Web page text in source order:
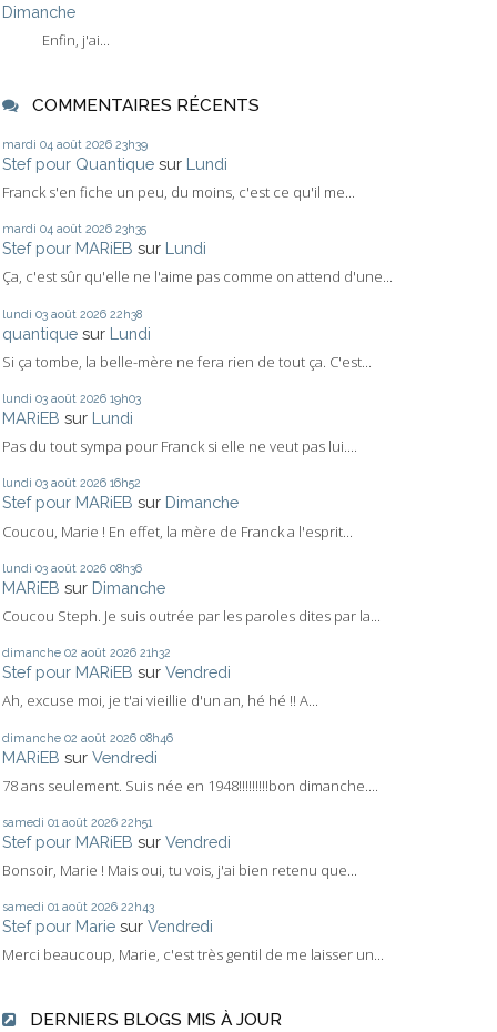
Dimanche
Enfin, j'ai...
COMMENTAIRES RÉCENTS
mardi 04 août 2026 23h39
Stef pour Quantique sur Lundi
Franck s'en fiche un peu, du moins, c'est ce qu'il me...
mardi 04 août 2026 23h35
Stef pour MARiEB sur Lundi
Ça, c'est sûr qu'elle ne l'aime pas comme on attend d'une...
lundi 03 août 2026 22h38
quantique sur Lundi
Si ça tombe, la belle-mère ne fera rien de tout ça. C'est...
lundi 03 août 2026 19h03
MARiEB sur Lundi
Pas du tout sympa pour Franck si elle ne veut pas lui....
lundi 03 août 2026 16h52
Stef pour MARiEB sur Dimanche
Coucou, Marie ! En effet, la mère de Franck a l'esprit...
lundi 03 août 2026 08h36
MARiEB sur Dimanche
Coucou Steph. Je suis outrée par les paroles dites par la...
dimanche 02 août 2026 21h32
Stef pour MARiEB sur Vendredi
Ah, excuse moi, je t'ai vieillie d'un an, hé hé !! A...
dimanche 02 août 2026 08h46
MARiEB sur Vendredi
78 ans seulement. Suis née en 1948!!!!!!!!!bon dimanche....
samedi 01 août 2026 22h51
Stef pour MARiEB sur Vendredi
Bonsoir, Marie ! Mais oui, tu vois, j'ai bien retenu que...
samedi 01 août 2026 22h43
Stef pour Marie sur Vendredi
Merci beaucoup, Marie, c'est très gentil de me laisser un...
DERNIERS BLOGS MIS À JOUR